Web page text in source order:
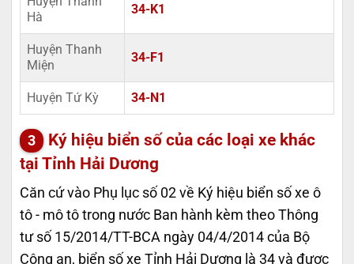
Hà
34-K1
Huyện Thanh
Miện
34-F1
Huyện Tứ Kỳ 34-N1
Ký hiệu biển số của các loại xe khác
tại Tỉnh Hải Dương
Căn cứ vào Phụ lục số 02 về Ký hiệu biển số xe ô
tô - mô tô trong nước Ban hành kèm theo Thông
tư số 15/2014/TT-BCA ngày 04/4/2014 của Bộ
Công an, biển số xe Tỉnh Hải Dương là 34 và được